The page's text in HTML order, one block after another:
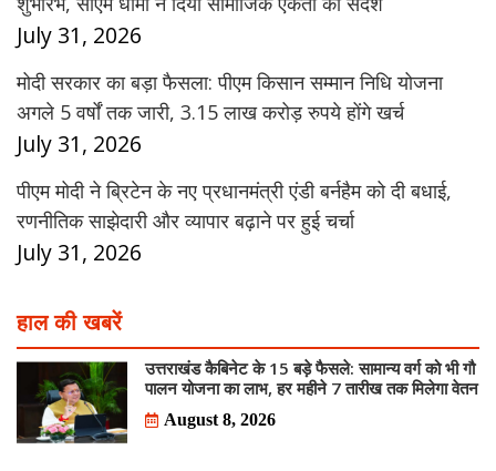
July 31, 2026
मोदी सरकार का बड़ा फैसला: पीएम किसान सम्मान निधि योजना
अगले 5 वर्षों तक जारी, 3.15 लाख करोड़ रुपये होंगे खर्च
July 31, 2026
पीएम मोदी ने ब्रिटेन के नए प्रधानमंत्री एंडी बर्नहैम को दी बधाई,
रणनीतिक साझेदारी और व्यापार बढ़ाने पर हुई चर्चा
July 31, 2026
हाल की खबरें
उत्तराखंड कैबिनेट के 15 बड़े फैसले: सामान्य वर्ग को भी गौ
पालन योजना का लाभ, हर महीने 7 तारीख तक मिलेगा वेतन
August 8, 2026